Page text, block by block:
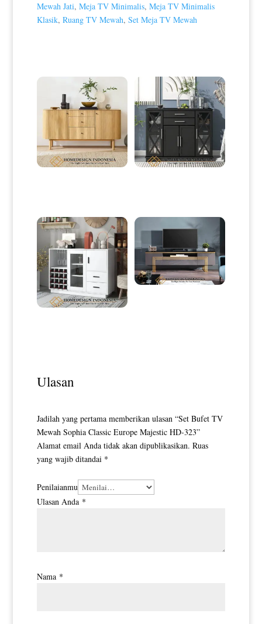
Mewah Jati, Meja TV Minimalis, Meja TV Minimalis
Klasik, Ruang TV Mewah, Set Meja TV Mewah
Ulasan
Jadilah yang pertama memberikan ulasan “Set Bufet TV
Mewah Sophia Classic Europe Majestic HD-323”
Alamat email Anda tidak akan dipublikasikan. Ruas
yang wajib ditandai *
Penilaianmu
Ulasan Anda *
Nama *